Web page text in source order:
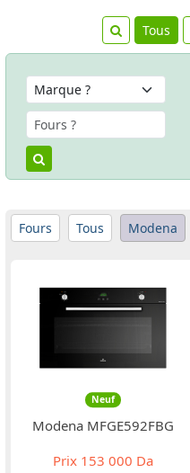
Tous
Fours Tous Modena
Neuf
Modena MFGE592FBG
Prix 153 000 Da